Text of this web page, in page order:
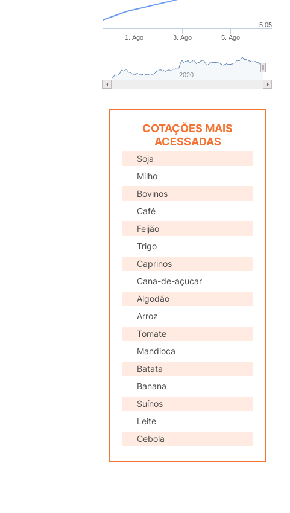
1. Ago 3. Ago 5. Ago
2020
5.05
COTAÇÕES MAIS
ACESSADAS
Soja
Milho
Bovinos
Café
Feijão
Trigo
Caprinos
Cana-de-açucar
Algodão
Arroz
Tomate
Mandioca
Batata
Banana
Suínos
Leite
Cebola